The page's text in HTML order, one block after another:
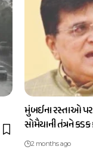
મુંબઈના રસ્તાઓ પર
સોમૈયાની તંત્રને કડક
2 months ago